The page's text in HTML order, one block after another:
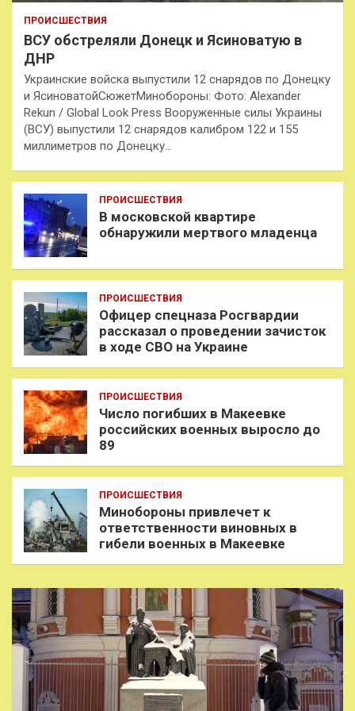
ПРОИСШЕСТВИЯ
ВСУ обстреляли Донецк и Ясиноватую в
ДНР
Украинские войска выпустили 12 снарядов по Донецку
и ЯсиноватойСюжетМинобороны: Фото: Alexander
Rekun / Global Look Press Вооруженные силы Украины
(ВСУ) выпустили 12 снарядов калибром 122 и 155
миллиметров по Донецку…
ПРОИСШЕСТВИЯ
В московской квартире
обнаружили мертвого младенца
ПРОИСШЕСТВИЯ
Офицер спецназа Росгвардии
рассказал о проведении зачисток
в ходе СВО на Украине
ПРОИСШЕСТВИЯ
Число погибших в Макеевке
российских военных выросло до
89
ПРОИСШЕСТВИЯ
Минобороны привлечет к
ответственности виновных в
гибели военных в Макеевке